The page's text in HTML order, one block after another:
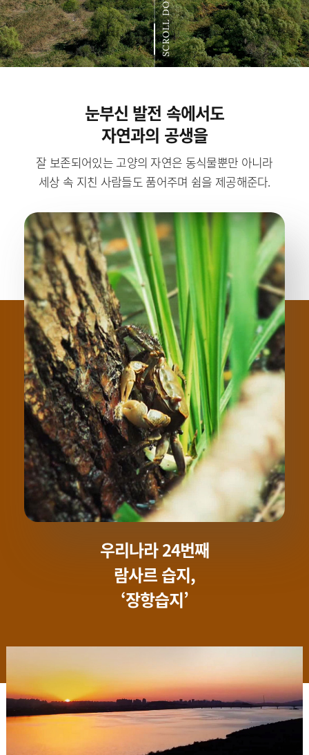
SCROLL DOWN
눈부신 발전 속에서도
자연과의 공생을
잘 보존되어있는 고양의 자연은 동식물뿐만 아니라
세상 속 지친 사람들도 품어주며 쉼을 제공해준다.
우리나라 24번째
람사르 습지,
‘장항습지’